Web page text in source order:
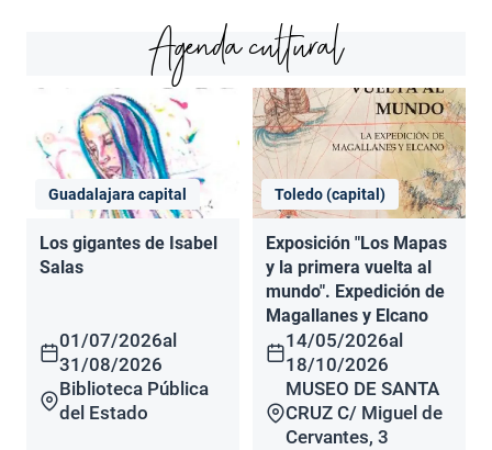
Agenda cultural
Guadalajara capital
Los gigantes de Isabel
Salas
01/07/2026al
31/08/2026
Biblioteca Pública
del Estado
Toledo (capital)
Exposición "Los Mapas
y la primera vuelta al
mundo". Expedición de
Magallanes y Elcano
14/05/2026al
18/10/2026
MUSEO DE SANTA
CRUZ C/ Miguel de
Cervantes, 3